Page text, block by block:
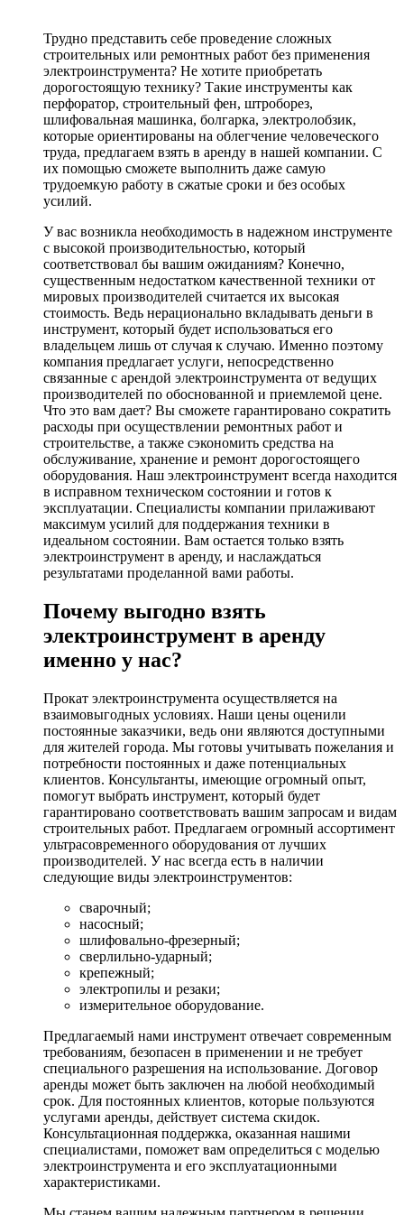
Трудно представить себе проведение сложных
строительных или ремонтных работ без применения
электроинструмента? Не хотите приобретать
дорогостоящую технику? Такие инструменты как
перфоратор, строительный фен, штроборез,
шлифовальная машинка, болгарка, электролобзик,
которые ориентированы на облегчение человеческого
труда, предлагаем взять в аренду в нашей компании. С
их помощью сможете выполнить даже самую
трудоемкую работу в сжатые сроки и без особых
усилий.
У вас возникла необходимость в надежном инструменте
с высокой производительностью, который
соответствовал бы вашим ожиданиям? Конечно,
существенным недостатком качественной техники от
мировых производителей считается их высокая
стоимость. Ведь нерационально вкладывать деньги в
инструмент, который будет использоваться его
владельцем лишь от случая к случаю. Именно поэтому
компания предлагает услуги, непосредственно
связанные с арендой электроинструмента от ведущих
производителей по обоснованной и приемлемой цене.
Что это вам дает? Вы сможете гарантировано сократить
расходы при осуществлении ремонтных работ и
строительстве, а также сэкономить средства на
обслуживание, хранение и ремонт дорогостоящего
оборудования. Наш электроинструмент всегда находится
в исправном техническом состоянии и готов к
эксплуатации. Специалисты компании прилаживают
максимум усилий для поддержания техники в
идеальном состоянии. Вам остается только взять
электроинструмент в аренду, и наслаждаться
результатами проделанной вами работы.
Почему выгодно взять
электроинструмент в аренду
именно у нас?
Прокат электроинструмента осуществляется на
взаимовыгодных условиях. Наши цены оценили
постоянные заказчики, ведь они являются доступными
для жителей города. Мы готовы учитывать пожелания и
потребности постоянных и даже потенциальных
клиентов. Консультанты, имеющие огромный опыт,
помогут выбрать инструмент, который будет
гарантировано соответствовать вашим запросам и видам
строительных работ. Предлагаем огромный ассортимент
ультрасовременного оборудования от лучших
производителей. У нас всегда есть в наличии
следующие виды электроинструментов:
сварочный;
насосный;
шлифовально-фрезерный;
сверлильно-ударный;
крепежный;
электропилы и резаки;
измерительное оборудование.
Предлагаемый нами инструмент отвечает современным
требованиям, безопасен в применении и не требует
специального разрешения на использование. Договор
аренды может быть заключен на любой необходимый
срок. Для постоянных клиентов, которые пользуются
услугами аренды, действует система скидок.
Консультационная поддержка, оказанная нашими
специалистами, поможет вам определиться с моделью
электроинструмента и его эксплуатационными
характеристиками.